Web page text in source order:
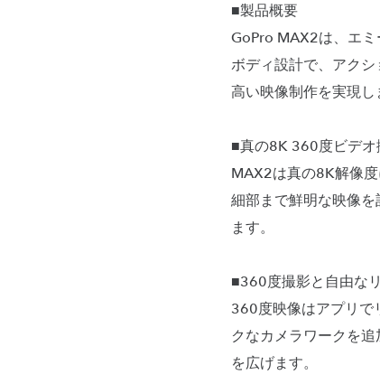
■製品概要
GoPro MAX2は、エ
ボディ設計で、アク
高い映像制作を実現し
■真の8K 360度ビデオ
MAX2は真の8K解像
細部まで鮮明な映像
ます。
■360度撮影と自由な
360度映像はアプリで
クなカメラワークを
を広げます。